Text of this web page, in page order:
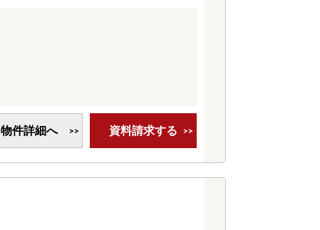
物件詳細へ 資料請求する